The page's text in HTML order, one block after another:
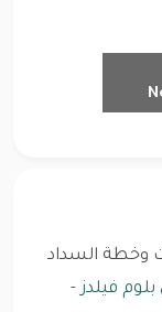
وخطة السداد
فيلدز-